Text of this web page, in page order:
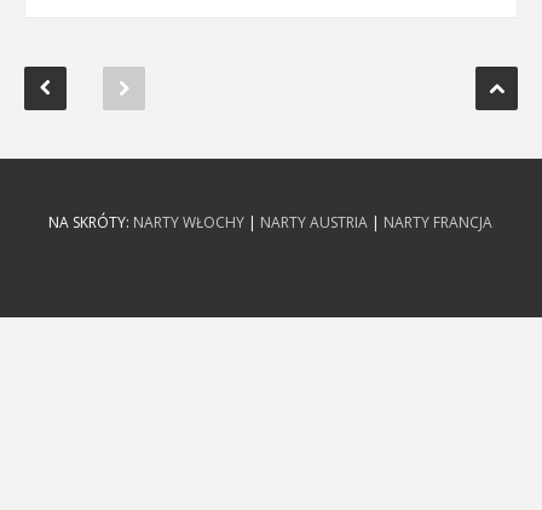
NA SKRÓTY: NARTY WŁOCHY | NARTY AUSTRIA | NARTY FRANCJA